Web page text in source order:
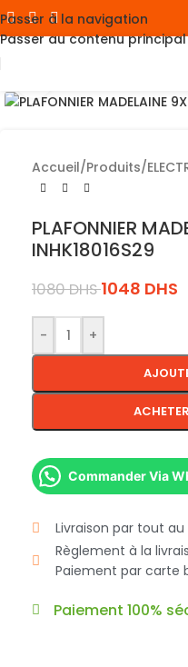
Passer à la navigation
Passer au contenu principal
Accueil/Produits/
PLAFONNIER
INHK18016S29
1080DHS 1048 DHS
- +
Commander Via
Livraison par tout
Règlement à la
Paiement par carte
Paiement 100%